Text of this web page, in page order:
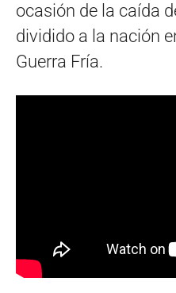
ocasión de la caída
dividido a la nación
Guerra Fría.